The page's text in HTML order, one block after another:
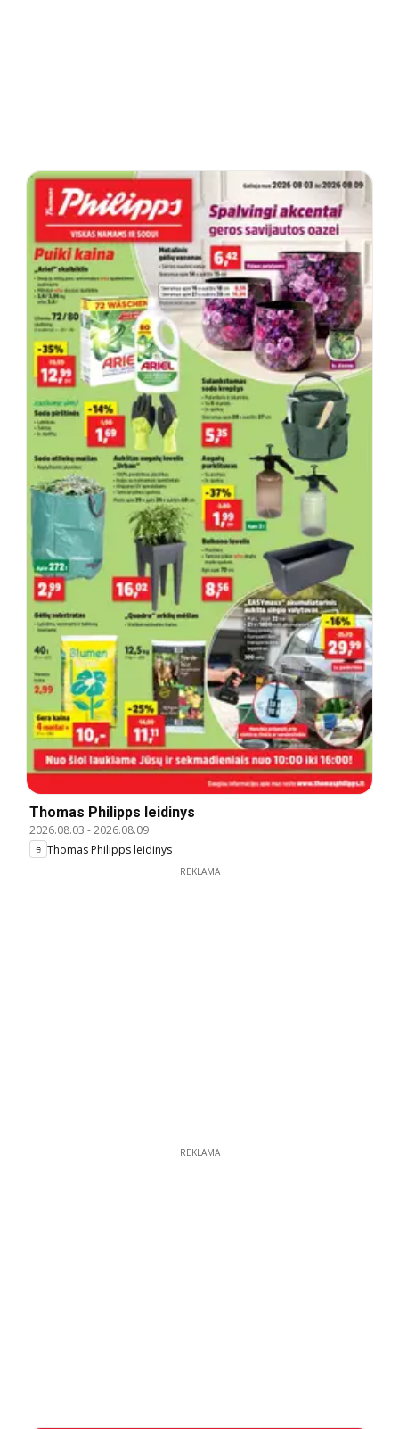
Thomas Philipps leidinys
2026.08.03 -2026.08.09
Thomas Philipps leidinys
REKLAMA
REKLAMA